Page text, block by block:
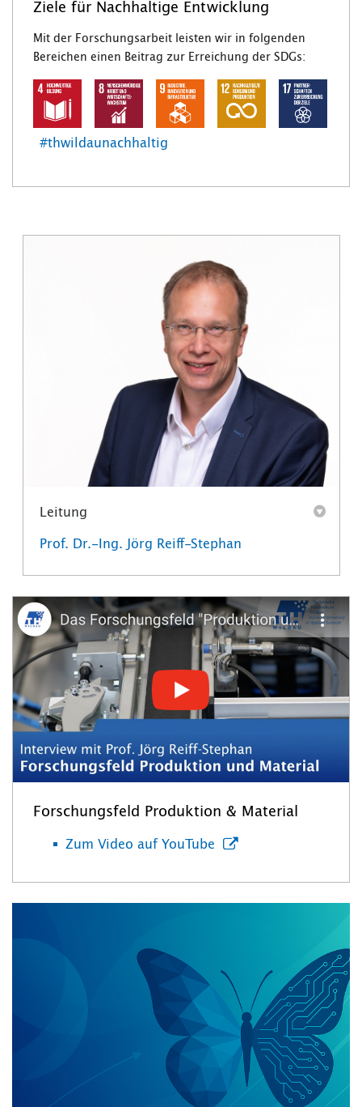
Ziele für Nachhaltige Entwicklung
Mit der Forschungsarbeit leisten wir in folgenden
Bereichen einen Beitrag zur Erreichung der SDGs:
#thwildaunachhaltig
Leitung
Prof. Dr.-Ing. Jörg Reiff-Stephan
Forschungsfeld Produktion & Material
Zum Video auf YouTube